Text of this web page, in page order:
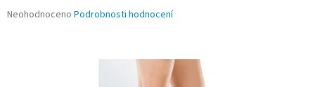
Průměrné
Neohodnoceno Podrobnosti hodnocení